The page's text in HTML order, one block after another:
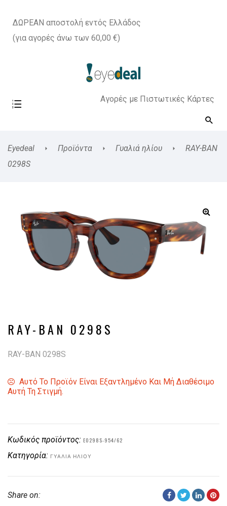
ΔΩΡΕΑΝ αποστολή εντός Ελλάδος
(για αγορές άνω των 60,00 €)
Αγορές με Πιστωτικές Κάρτες
Eyedeal Προϊόντα Γυαλιά ηλίου
RAY-BAN
0298S
RAY-BAN 0298S
RAY-BAN 0298S
Αυτό Το Προϊόν Είναι Εξαντλημένο Και Μή Διαθέσιμο
Αυτή Τη Στιγμή.
Κωδικός προϊόντος: E0298S-954/62
Κατηγορία: ΓΥΑΛΙΆ ΗΛΊΟΥ
Share on: